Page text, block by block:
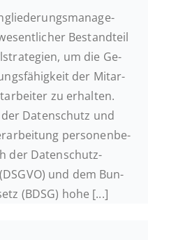
Be­stand­teil
um die Ge­
der Mit­ar­
zu er­hal­ten.
Daten­schutz und
per­so­nen­be­
der Daten­schutz-
und dem Bun­
(BDSG) hohe [...]